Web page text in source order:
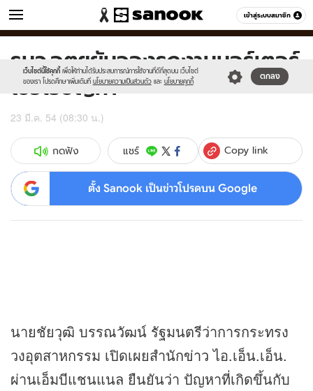
เข้าสู่ระบบสมาชิก
ข่าว หมวดอื่นๆ
เว็บไซต์นี้ใช้คุกกี้ เพื่อให้ท่านได้รับประสบการณ์การใช้งานที่ดีที่สุดบน เว็บไซต์
ของเรา โปรดศึกษาเพิ่มเติมที่ นโยบายความเป็นส่วนตัว และ นโยบายคุกกี้
ตกลง
Sanook
//s.isanook.com/sr/0/images/logo-
new-
sanook.png
600
60
รมว.อุตฯยันจองรถงานมอร์เตอร์
โชว์ไร้ปัญหา
23 มี.ค. 54 (08:30 น.)
กดฟัง แชร์ Copy link
ตั้ง Sanook เป็นข่าวโปรดบน Google
นายชัยวุฒิ บรรณวัฒน์ รัฐมนตรีว่าการกระทรง
วงอุตสาหกรรม เปิดเผยสำนักข่าวไอ.เอ็น.เอ็น.
ผ่านเอ็มบีแชนแนล ยืนยันว่า ปัญหาที่เกิดขึ้นกับ